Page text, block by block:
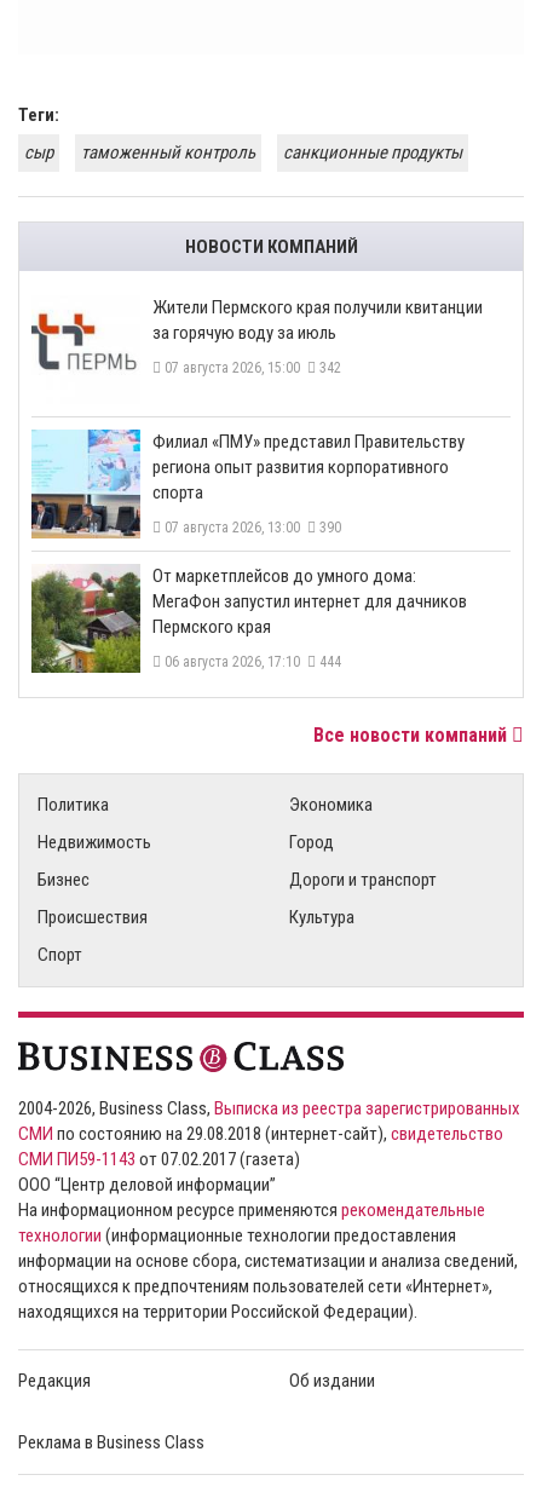
Теги:
сыр
таможенный контроль санкционные продукты
НОВОСТИ КОМПАНИЙ
​Жители Пермского края получили квитанции
за горячую воду за июль
07 августа 2026, 15:00 342
​Филиал «ПМУ» представил Правительству
региона опыт развития корпоративного
спорта
07 августа 2026, 13:00 390
От маркетплейсов до умного дома:
МегаФон запустил интернет для дачников
Пермского края
06 августа 2026, 17:10 444
Все новости компаний
Политика
Экономика
Недвижимость
Город
Бизнес
Дороги и транспорт
Происшествия
Культура
Спорт
2004-2026, Business Class, Выписка из реестра зарегистрированных
СМИ по состоянию на 29.08.2018 (интернет-сайт), свидетельство
СМИ ПИ59-1143 от 07.02.2017 (газета)
ООО “Центр деловой информации”
На информационном ресурсе применяются рекомендательные
технологии (информационные технологии предоставления
информации на основе сбора, систематизации и анализа сведений,
относящихся к предпочтениям пользователей сети «Интернет»,
находящихся на территории Российской Федерации).
Редакция Об издании
Реклама в Business Class